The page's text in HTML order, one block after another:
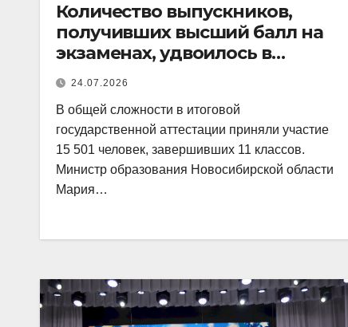
Количество выпускников,
получивших высший балл на
экзаменах, удвоилось в
регионе
24.07.2026
В общей сложности в итоговой
государственной аттестации приняли участие
15 501 человек, завершивших 11 классов.
Министр образования Новосибирской области
Мария…